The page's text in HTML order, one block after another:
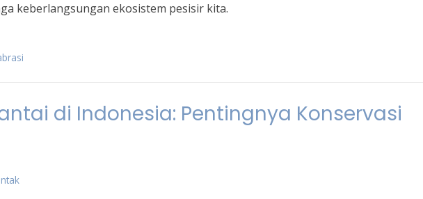
keberlangsungan ekosistem pesisir kita.
di Indonesia: Pentingnya Konservasi